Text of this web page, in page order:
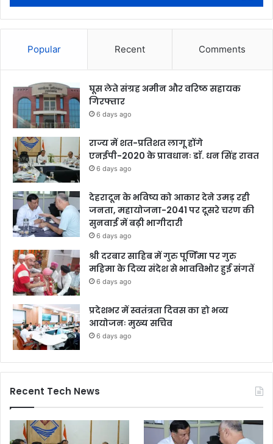
Popular Recent Comments
घूस लेते संग्रह अमीन और वरिष्ठ सहायक
गिरफ्तार
6 days ago
राज्य में शत-प्रतिशत लागू होंगे
एनईपी-2020 के प्रावधानः डाॅ. धन सिंह रावत
6 days ago
देहरादून के भविष्य को आकार देने उमड़ रही
जनता, महायोजना-2041 पर दूसरे चरण की
सुनवाई में बढ़ी भागीदारी
6 days ago
श्री दरबार साहिब में गुरु पूर्णिमा पर गुरु
महिमा के दिव्य संदेश से भावविभोर हुई संगतें
6 days ago
प्रदेशभर में स्वतंत्रता दिवस का हो भव्य
आयोजनः मुख्य सचिव
6 days ago
Recent Tech News